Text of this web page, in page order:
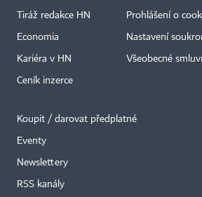
Tiráž redakce HN
Economia
Kariéra v HN
Ceník inzerce
Prohlášení o
Nastavení
Všeobecné
Koupit / darovat předplatné
Eventy
Newslettery
RSS kanály